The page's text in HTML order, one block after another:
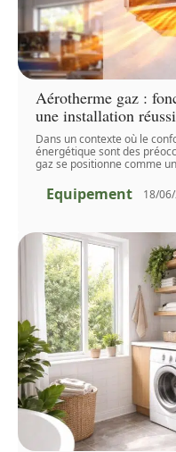
Aérotherme gaz :
une installation
Dans un contexte où le
énergétique sont des
gaz se positionne comme
Equipement 18/